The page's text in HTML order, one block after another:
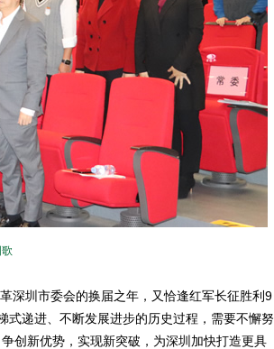
深圳市委会的换届之年，又恰逢红军长征胜利9
递进、不断发展进步的历史过程，需要不懈努
创新优势，实现新突破，为深圳加快打造更具